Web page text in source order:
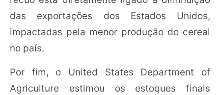
das exportações dos Estados Unidos,
impactadas pela menor produção do cereal
no país.
Por fim, o United States Department of
Agriculture estimou os estoques finais